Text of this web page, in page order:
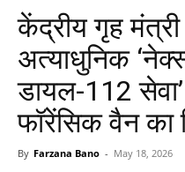
केंद्रीय गृह
अत्याधुनिक
डायल-112
फॉरेंसिक वैन का
By Farzana Bano - May 18, 2026